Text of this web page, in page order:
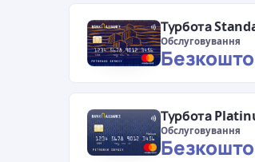
Турбота
Обслуговування
Турбота
Обслуговування